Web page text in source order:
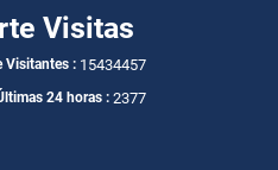
Visitas
Visitantes : 15434457
24 horas : 2377